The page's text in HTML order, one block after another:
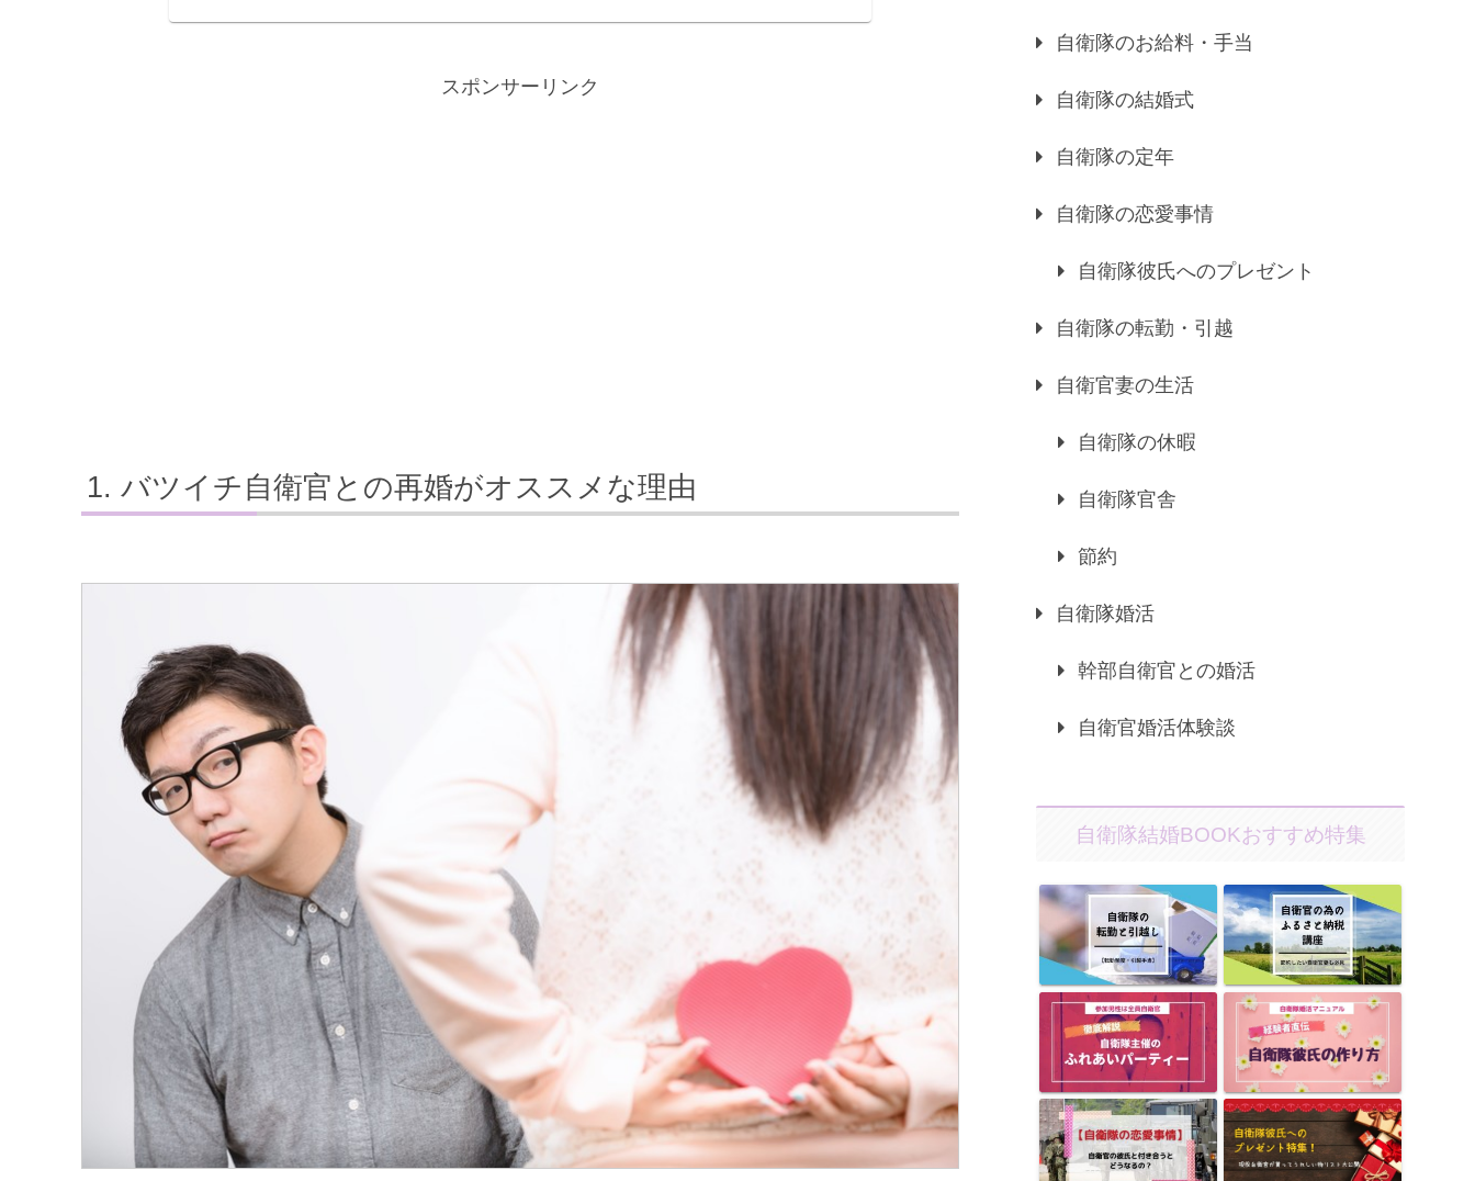
スポンサーリンク
バツイチ自衛官との再婚がオススメな理由
自衛隊のお給料・手当
自衛隊の結婚式
自衛隊の定年
自衛隊の恋愛事情
自衛隊彼氏へのプレゼント
自衛隊の転勤・引越
自衛官妻の生活
自衛隊の休暇
自衛隊官舎
節約
自衛隊婚活
幹部自衛官との婚活
自衛官婚活体験談
自衛隊結婚BOOKおすすめ特集